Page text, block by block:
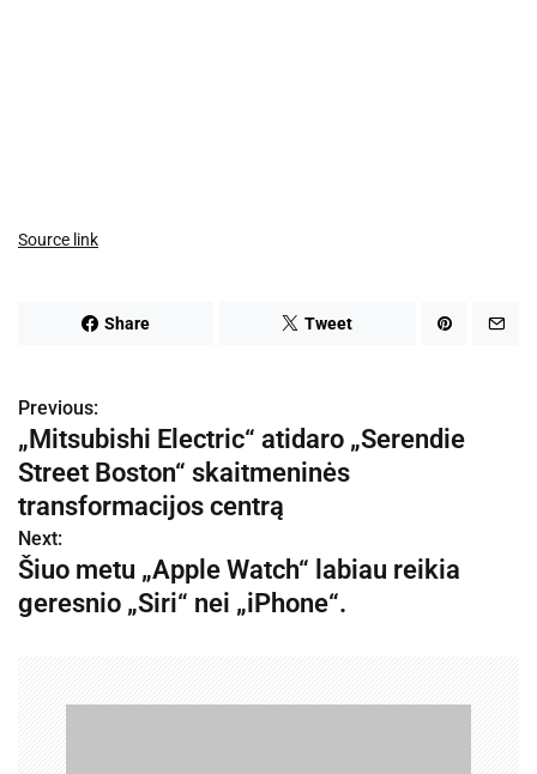
Source link
Share Tweet
N
a
v
i
g
Previous:
„Mitsubishi Electric“ atidaro „Serendie
Street Boston“ skaitmeninės
transformacijos centrą
Next:
Šiuo metu „Apple Watch“ labiau reikia
geresnio „Siri“ nei „iPhone“.